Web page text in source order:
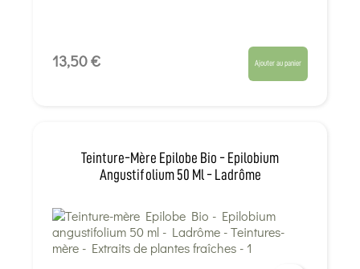
13,50 € Ajouter au panier
Teinture-Mère Epilobe Bio - Epilobium
Angustifolium 50 Ml - Ladrôme